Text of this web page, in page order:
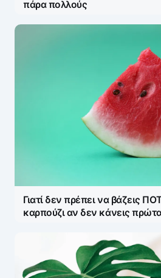
πάρα πολλούς
Γιατί δεν πρέπει να βάζεις
καρπούζι αν δεν κάνεις